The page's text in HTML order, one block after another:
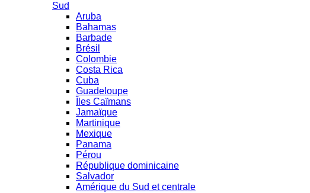
Sud
Aruba
Bahamas
Barbade
Brésil
Colombie
Costa Rica
Cuba
Guadeloupe
Îles Caïmans
Jamaïque
Martinique
Mexique
Panama
Pérou
République dominicaine
Salvador
Amérique du Sud et centrale